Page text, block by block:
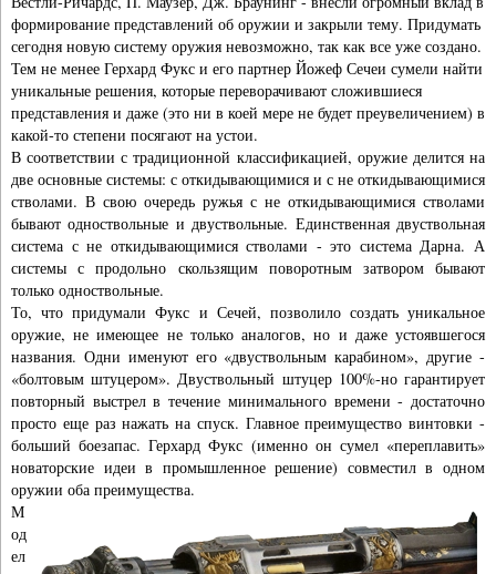
формирование представлений об оружии и закрыли тему. Придумать
сегодня новую систему оружия невозможно, так как все уже создано.
Тем не менее Герхард Фукс и его партнер Йожеф Сечеи сумели найти
уникальные решения, которые переворачивают сложившиеся
представления и даже (это ни в коей мере не будет преувеличением) в
какой-то степени посягают на устои.
В соответствии с традиционной классификацией, оружие делится на
две основные системы: с откидывающимися и с не откидывающимися
стволами. В свою очередь ружья с не откидывающимися стволами
бывают одноствольные и двуствольные. Единственная двуствольная
система с не откидывающимися стволами - это система Дарна. А
системы с продольно скользящим поворотным затвором бывают
только одноствольные.
То, что придумали Фукс и Сечей, позволило создать уникальное
оружие, не имеющее не только аналогов, но и даже устоявшегося
названия. Одни именуют его «двуствольным карабином», другие -
«болтовым штуцером». Двуствольный штуцер 100%-но гарантирует
повторный выстрел в течение минимального времени - достаточно
просто еще раз нажать на спуск. Главное преимущество винтовки -
больший боезапас. Герхард Фукс (именно он сумел «переплавить»
новаторские идеи в промышленное решение) совместил в одном
оружии оба преимущества.
М
од
ел